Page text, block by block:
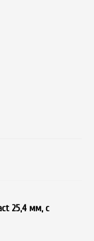
25,4 мм, с